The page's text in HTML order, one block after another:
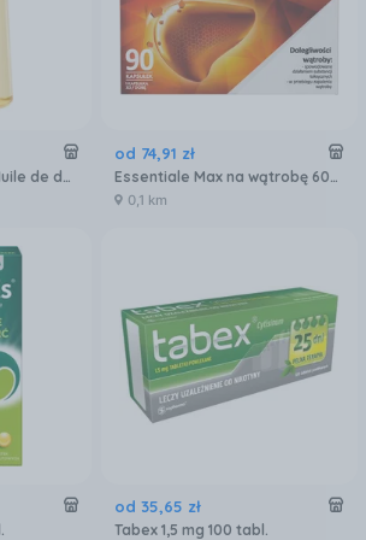
Bioderma Atoderm Huile de douche Olejek do kąpieli 1000ml
od 74,91 zł
Essentiale Max na wątrobę 600mg 90 kaps.
0,1 km
od 35,65 zł
Tabex 1,5 mg 100 tabl.